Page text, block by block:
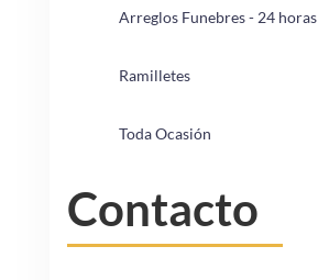
Arreglos Funebres - 24 horas
Ramilletes
Toda Ocasión
Contacto